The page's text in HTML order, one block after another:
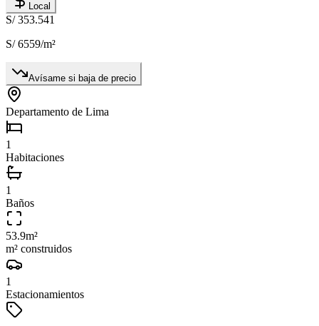
Local
S/ 353.541
S/ 6559/m²
Avísame si baja de precio
Departamento de Lima
1
Habitaciones
1
Baños
53.9m²
m² construidos
1
Estacionamientos